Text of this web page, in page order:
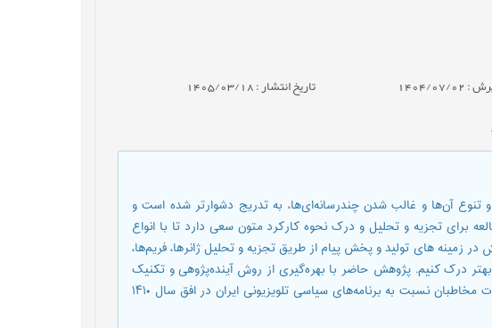
07/02 تاریخ انتشار : 1405/03/18
,
آن‌ها و غالب شدن چندرسانه‌ای‌ها، به تدریج دشوارتر شده است و
برای تجزیه و تحلیل و درک نحوه کارکرد متون سعی دارد تا با انواع
های تولید و پخش پیام از طریق تجزیه و تحلیل ژانرها، فریم‌ها،
بهتر درک کنیم. پژوهش حاضر با بهره‌گیری از روش آینده‌پژوهی و تکنیک
دلفی، به بررسی تحولات احتمالی در نگرش و انتظارات مخاطبان نسبت به برنامه‌های سیاسی تلویزیونی ایران در افق سال ۱۴۱۰